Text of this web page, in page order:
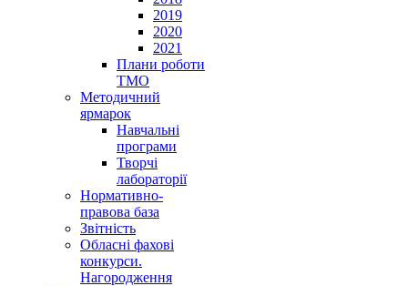
2019
2020
2021
Плани роботи
ТМО
Методичний
ярмарок
Навчальні
програми
Творчі
лабораторії
Нормативно-
правова база
Звітність
Обласні фахові
конкурси.
Нагородження